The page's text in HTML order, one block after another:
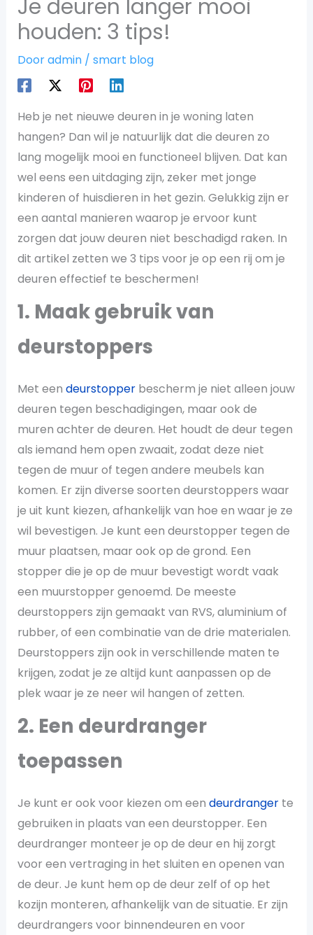
Je deuren langer mooi
houden: 3 tips!
Dooradmin / smart blog
Heb je net nieuwe deuren in je woning laten
hangen? Dan wil je natuurlijk dat die deuren zo
lang mogelijk mooi en functioneel blijven. Dat kan
wel eens een uitdaging zijn, zeker met jonge
kinderen of huisdieren in het gezin. Gelukkig zijn er
een aantal manieren waarop je ervoor kunt
zorgen dat jouw deuren niet beschadigd raken. In
dit artikel zetten we 3 tips voor je op een rij om je
deuren effectief te beschermen!
1. Maak gebruik van
deurstoppers
Met een deurstopperbescherm je niet alleen jouw
deuren tegen beschadigingen, maar ook de
muren achter de deuren. Het houdt de deur tegen
als iemand hem open zwaait, zodat deze niet
tegen de muur of tegen andere meubels kan
komen. Er zijn diverse soorten deurstoppers waar
je uit kunt kiezen, afhankelijk van hoe en waar je ze
wil bevestigen. Je kunt een deurstopper tegen de
muur plaatsen, maar ook op de grond. Een
stopper die je op de muur bevestigt wordt vaak
een muurstopper genoemd. De meeste
deurstoppers zijn gemaakt van RVS, aluminium of
rubber, of een combinatie van de drie materialen.
Deurstoppers zijn ook in verschillende maten te
krijgen, zodat je ze altijd kunt aanpassen op de
plek waar je ze neer wil hangen of zetten.
2. Een deurdranger
toepassen
Je kunt er ook voor kiezen om een deurdrangerte
gebruiken in plaats van een deurstopper. Een
deurdranger monteer je op de deur en hij zorgt
voor een vertraging in het sluiten en openen van
de deur. Je kunt hem op de deur zelf of op het
kozijn monteren, afhankelijk van de situatie. Er zijn
deurdrangers voor binnendeuren en voor